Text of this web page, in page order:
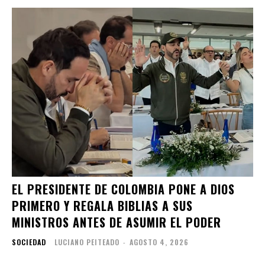
EL PRESIDENTE DE COLOMBIA PONE A DIOS
PRIMERO Y REGALA BIBLIAS A SUS
MINISTROS ANTES DE ASUMIR EL PODER
SOCIEDAD LUCIANO PEITEADO - AGOSTO 4, 2026